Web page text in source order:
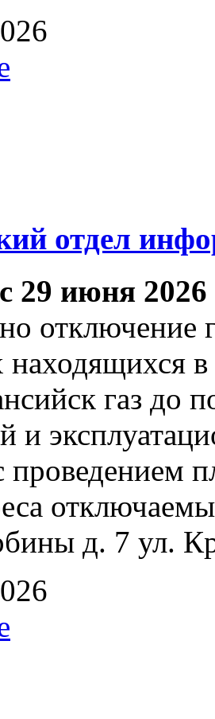
отдел
29 июня
отключение
находящихся
газ до
и
проведением
д. 7 ул.